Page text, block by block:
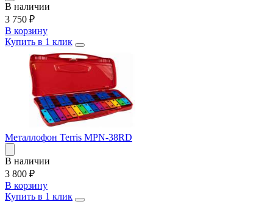
В наличии
3 750 ₽
В корзину
Купить в 1 клик
Металлофон Terris MPN-38RD
В наличии
3 800 ₽
В корзину
Купить в 1 клик